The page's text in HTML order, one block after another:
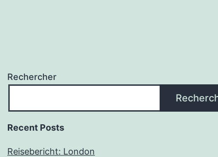
Rechercher
Recent Posts
Reisebericht: London